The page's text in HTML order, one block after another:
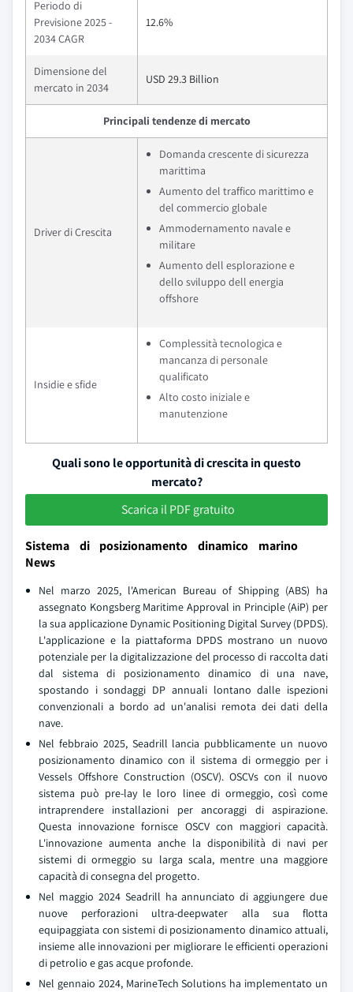
Periodo di
Previsione 2025 -
2034 CAGR
12.6%
Dimensione del
mercato in 2034
USD 29.3 Billion
Principali tendenze di mercato
Driver di Crescita
Domanda crescente di sicurezza
marittima
Aumento del traffico marittimo e
del commercio globale
Ammodernamento navale e
militare
Aumento dell esplorazione e
dello sviluppo dell energia
offshore
Insidie e sfide
Complessità tecnologica e
mancanza di personale
qualificato
Alto costo iniziale e
manutenzione
Quali sono le opportunità di crescita in questo
mercato?
Scarica il PDF gratuito
Sistema di posizionamento dinamico marino
News
Nel marzo 2025, l'American Bureau of Shipping (ABS) ha
assegnato Kongsberg Maritime Approval in Principle (AiP) per
la sua applicazione Dynamic Positioning Digital Survey (DPDS).
L'applicazione e la piattaforma DPDS mostrano un nuovo
potenziale per la digitalizzazione del processo di raccolta dati
dal sistema di posizionamento dinamico di una nave,
spostando i sondaggi DP annuali lontano dalle ispezioni
convenzionali a bordo ad un'analisi remota dei dati della
nave.
Nel febbraio 2025, Seadrill lancia pubblicamente un nuovo
posizionamento dinamico con il sistema di ormeggio per i
Vessels Offshore Construction (OSCV). OSCVs con il nuovo
sistema può pre-lay le loro linee di ormeggio, così come
intraprendere installazioni per ancoraggi di aspirazione.
Questa innovazione fornisce OSCV con maggiori capacità.
L'innovazione aumenta anche la disponibilità di navi per
sistemi di ormeggio su larga scala, mentre una maggiore
capacità di consegna del progetto.
Nel maggio 2024 Seadrill ha annunciato di aggiungere due
nuove perforazioni ultra-deepwater alla sua flotta
equipaggiata con sistemi di posizionamento dinamico attuali,
insieme alle innovazioni per migliorare le efficienti operazioni
di petrolio e gas acque profonde.
Nel gennaio 2024, MarineTech Solutions ha implementato un